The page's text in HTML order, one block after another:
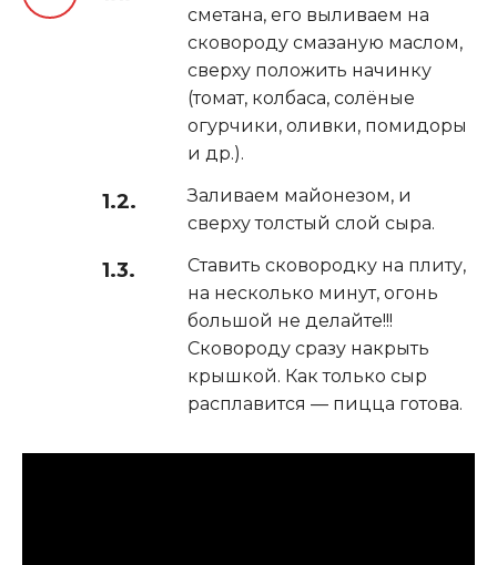
сметана, его выливаем на
сковороду смазаную маслом,
сверху положить начинку
(томат, колбаса, солёные
огурчики, оливки, помидоры
и др.).
Заливаем майонезом, и
сверху толстый слой сыра.
Ставить сковородку на плиту,
на несколько минут, огонь
большой не делайте!!!
Сковороду сразу накрыть
крышкой. Как только сыр
расплавится — пицца готова.